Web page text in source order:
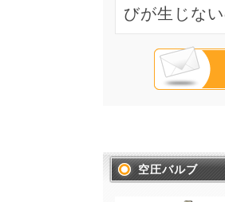
びが生じな
空圧バルブ